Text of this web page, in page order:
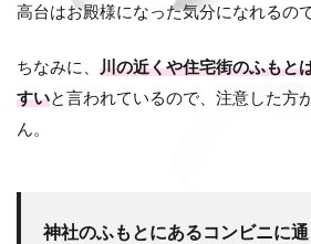
高台はお殿様になった気分になれるの
ちなみに、 川の近くや住宅街のふもと
すいと言われているので、注意した方
ん。
神社のふもとにあるコンビニに通